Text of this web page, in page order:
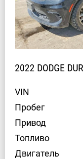
2022 DODGE
VIN
Пробег
Привод
Топливо
Двигатель